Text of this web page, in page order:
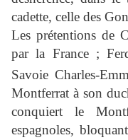
cadette, celle des
Les prétentions de
par la France ;
Savoie Charles-
Montferrat à son
conquiert le
espagnoles,